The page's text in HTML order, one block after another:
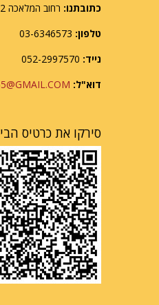
כתובתנו: רחוב המלאכה 2, אור יהודה
טלפון:
נייד:
דוא"ל:
סירקו את כרטיס